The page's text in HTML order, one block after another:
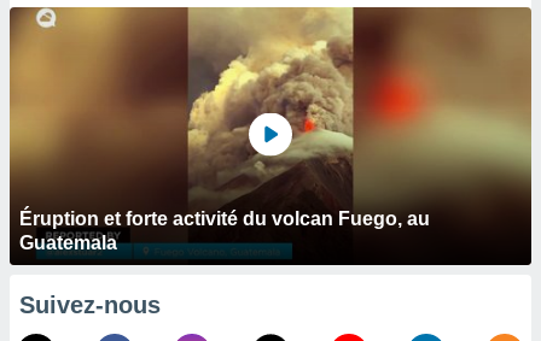
Éruption et forte activité du volcan Fuego, au
Guatemala
Suivez-nous